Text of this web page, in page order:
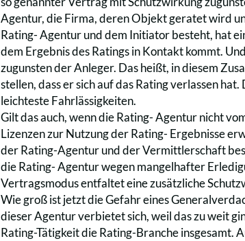
Agentur, die Firma, deren Objekt geratet wird
Rating- Agentur und dem Initiator besteht, hat
dem Ergebnis des Ratings in Kontakt kommt.
zugunsten der Anleger. Das heißt, in diesem
stellen, dass er sich auf das Rating verlassen
leichteste Fahrlässigkeiten.
Gilt das auch, wenn die Rating- Agentur nicht
Lizenzen zur Nutzung der Rating- Ergebnisse
der Rating-Agentur und der Vermittlerschaft
die Rating- Agentur wegen mangelhafter
Vertragsmodus entfaltet eine zusätzliche
Wie groß ist jetzt die Gefahr eines
dieser Agentur verbietet sich, weil das zu weit
Rating-Tätigkeit die Rating-Branche insgesamt.